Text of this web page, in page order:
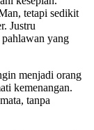
tetapi sedikit
Justru
yang
menjadi orang
kemenangan.
tanpa